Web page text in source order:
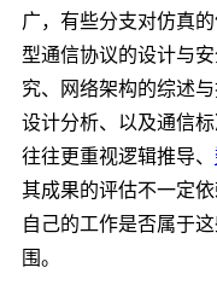
广，有些分支对仿真
型通信协议的设计与
究、网络架构的综述
设计分析、以及通信
往往更重视逻辑推导、
其成果的评估不一定
自己的工作是否属于
围。